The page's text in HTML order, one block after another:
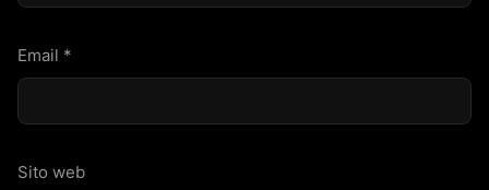
Email *
Sito web